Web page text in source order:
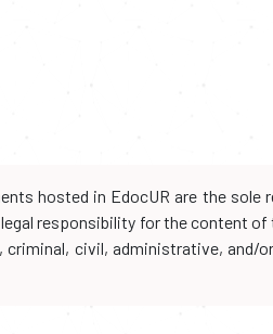
hosted in EdocUR are the
responsibility for the content
civil, administrative,